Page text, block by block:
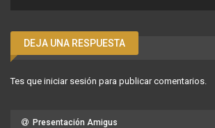
DEJA UNA RESPUESTA
Tes que iniciar sesión para publicar comentarios.
Presentación Amigus